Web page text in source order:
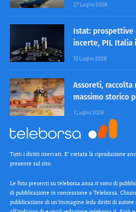
27 Luglio 2026
Istat: prospettive
incerte, PIL Italia
10 Luglio 2026
Assoreti, raccolta
massimo storico
1 Luglio 2026
Tutti i diritti riservati. E’ vietata la riproduzione
presente sul sito.
Le foto presenti su teleborsa.ansa.it sono di
di pubblicazione in concessione a Teleborsa.
pubblicazione di un’immagine leda diritti di